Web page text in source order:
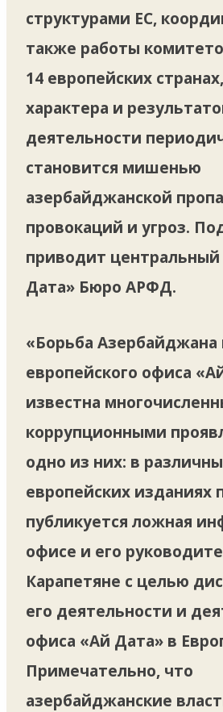
структурами ЕС,
также работы
14 европейских
характера и
деятельности
становится мишенью
азербайджанской
провокаций и угроз.
приводит
Дата» Бюро АРФД.
«Борьба Азербайджана
европейского офиса
известна
коррупционными
одно из них: в
европейских изданиях
публикуется ложная
офисе и его
Карапетяне с целью
его деятельности и
офиса «Ай Дата» в
Примечательно, что
азербайджанские